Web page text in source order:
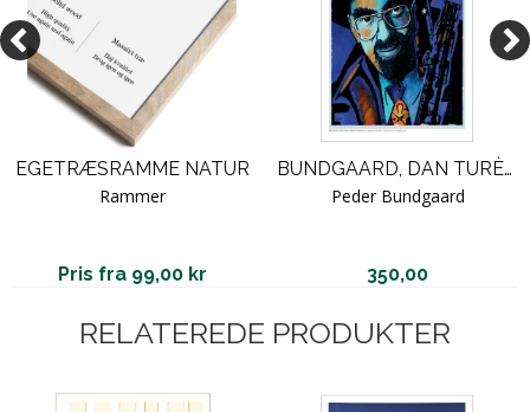
EGETRÆSRAMME NATUR
Rammer
Pris fra 99,00 kr
BUNDGAARD, DAN TURÈLL - BOGOMSLAG NR. 1
Peder Bundgaard
350,00
RELATEREDE PRODUKTER